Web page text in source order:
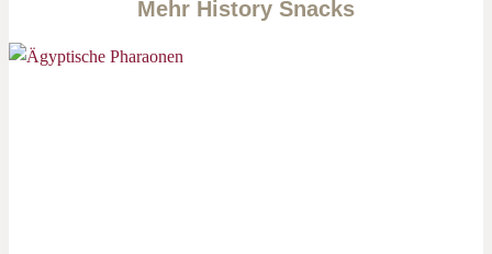
Mehr History Snacks